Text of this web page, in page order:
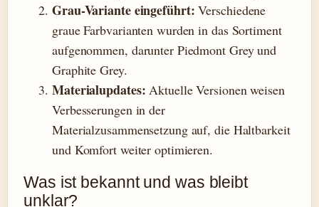
Grau-Variante eingeführt: Verschiedene
graue Farbvarianten wurden in das Sortiment
aufgenommen, darunter Piedmont Grey und
Graphite Grey.
Materialupdates: Aktuelle Versionen weisen
Verbesserungen in der
Materialzusammensetzung auf, die Haltbarkeit
und Komfort weiter optimieren.
Was ist bekannt und was bleibt
unklar?